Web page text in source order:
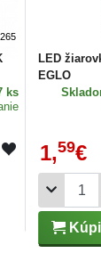
ks
LED
EGLO
1,59€